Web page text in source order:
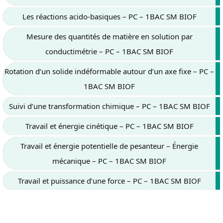
Les réactions acido-basiques – PC – 1BAC SM BIOF
Mesure des quantités de matière en solution par
conductimétrie – PC – 1BAC SM BIOF
Rotation d’un solide indéformable autour d’un axe fixe – PC –
1BAC SM BIOF
Suivi d’une transformation chimique – PC – 1BAC SM BIOF
Travail et énergie cinétique – PC – 1BAC SM BIOF
Travail et énergie potentielle de pesanteur – Énergie
mécanique – PC – 1BAC SM BIOF
Travail et puissance d’une force – PC – 1BAC SM BIOF